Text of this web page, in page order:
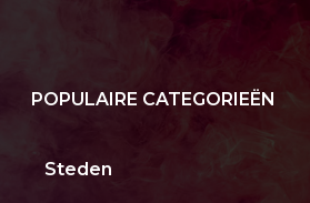
POPULAIRE CATEGORIEËN
Steden